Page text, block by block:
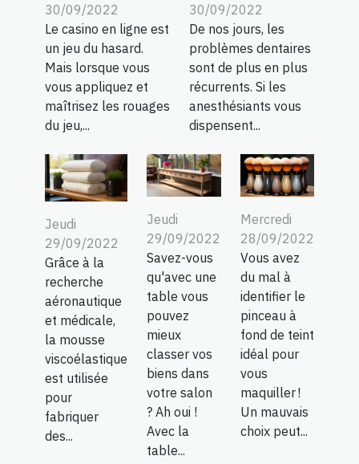
30/09/2022
Le casino en ligne est
un jeu du hasard.
Mais lorsque vous
vous appliquez et
maîtrisez les rouages
du jeu,...
30/09/2022
De nos jours, les
problèmes dentaires
sont de plus en plus
récurrents. Si les
anesthésiants vous
dispensent...
Jeudi
29/09/2022
Grâce à la
recherche
aéronautique
et médicale,
la mousse
viscoélastique
est utilisée
pour
fabriquer
des...
Jeudi
29/09/2022
Savez-vous
qu'avec une
table vous
pouvez
mieux
classer vos
biens dans
votre salon
? Ah oui !
Avec la
table...
Mercredi
28/09/2022
Vous avez
du mal à
identifier le
pinceau à
fond de teint
idéal pour
vous
maquiller !
Un mauvais
choix peut...